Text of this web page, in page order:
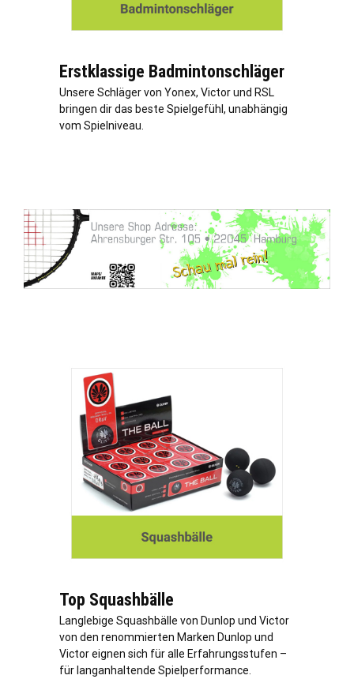
Erstklassige Badmintonschläger
Unsere Schläger von Yonex, Victor und RSL
bringen dir das beste Spielgefühl, unabhängig
vom Spielniveau.
Top Squashbälle
Langlebige Squashbälle von Dunlop und Victor
von den renommierten Marken Dunlop und
Victor eignen sich für alle Erfahrungsstufen –
für langanhaltende Spielperformance.